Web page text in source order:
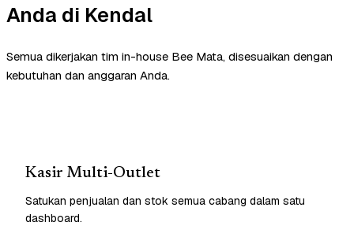
Anda di Kendal
Semua dikerjakan tim in-house Bee Mata, disesuaikan dengan
kebutuhan dan anggaran Anda.
Kasir Multi-Outlet
Satukan penjualan dan stok semua cabang dalam satu
dashboard.